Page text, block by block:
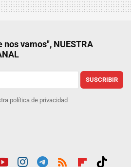
nos vamos", NUESTRA
SUSCRIBIR
política de privacidad